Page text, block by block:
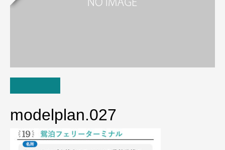
modelplan.027